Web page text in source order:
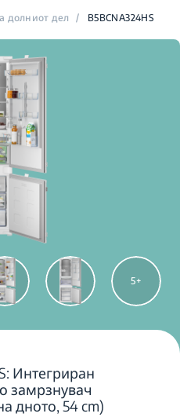
долниот дел / B5BCNA324HS
5
Интегриран
замрзнувач
дното, 54 cm)